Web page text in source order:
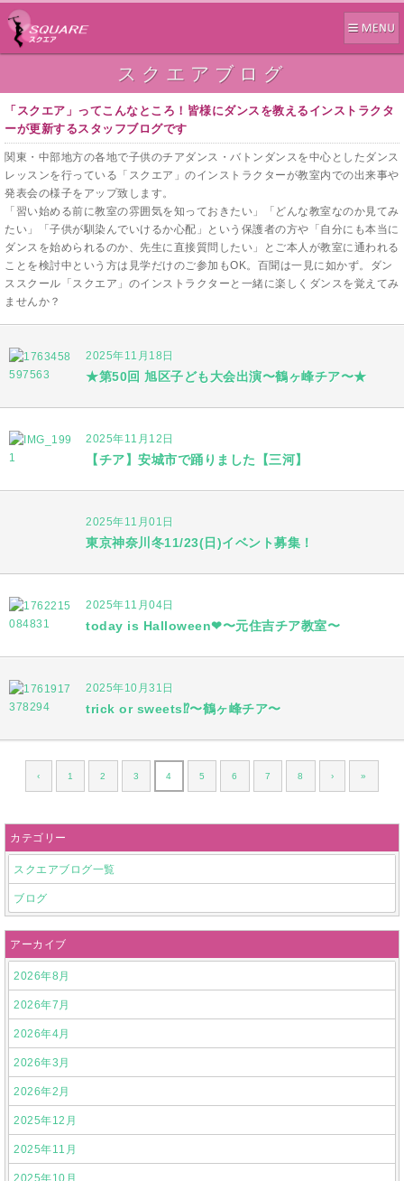
スクエアブログ
「スクエア」ってこんなところ！皆様にダンスを教えるインストラクタ
ーが更新するスタッフブログです
関東・中部地方の各地で子供のチアダンス・バトンダンスを中心としたダンス
レッスンを行っている「スクエア」のインストラクターが教室内での出来事や
発表会の様子をアップ致します。
「習い始める前に教室の雰囲気を知っておきたい」「どんな教室なのか見てみ
たい」「子供が馴染んでいけるか心配」という保護者の方や「自分にも本当に
ダンスを始められるのか、先生に直接質問したい」とご本人が教室に通われる
ことを検討中という方は見学だけのご参加もOK。百聞は一見に如かず。ダン
ススクール「スクエア」のインストラクターと一緒に楽しくダンスを覚えてみ
ませんか？
2025年11月18日
★第50回 旭区子ども大会出演〜鶴ヶ峰チア〜★
2025年11月12日
【チア】安城市で踊りました【三河】
2025年11月01日
東京神奈川冬11/23(日)イベント募集！
2025年11月04日
today is Halloween❤︎〜元住吉チア教室〜
2025年10月31日
trick or sweets⁉︎〜鶴ヶ峰チア〜
‹ 1 2 3 4 5 6 7 8 › »
カテゴリー
スクエアブログ一覧
ブログ
アーカイブ
2026年8月
2026年7月
2026年4月
2026年3月
2026年2月
2025年12月
2025年11月
2025年10月